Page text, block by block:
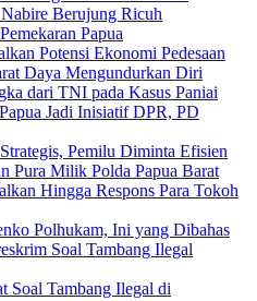
Berujung Ricuh
Papua
Potensi Ekonomi Pedesaan
Daya Mengundurkan Diri
dari TNI pada Kasus Paniai
Jadi Inisiatif DPR, PD
Pemilu Diminta Efisien
Pura Milik Polda Papua Barat
Hingga Respons Para Tokoh
Polhukam, Ini yang Dibahas
Soal Tambang Ilegal
Soal Tambang Ilegal di